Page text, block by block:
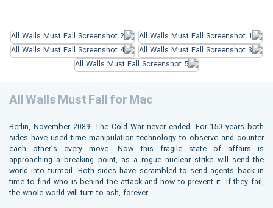
All Walls Must Fall for Mac
Berlin, November 2089: The Cold War never ended. For 150 years both
sides have used time manipulation technology to observe and counter
each other’s every move. Now this fragile state of affairs is
approaching a breaking point, as a rogue nuclear strike will send the
world into turmoil. Both sides have scrambled to send agents back in
time to find who is behind the attack and how to prevent it. If they fail,
the whole world will turn to ash, forever.